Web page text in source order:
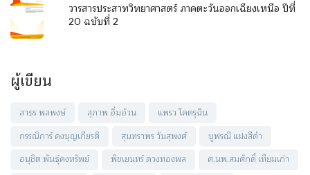
วารสารประสาทวิทยาศาสตร์ ภาคตะวันออกเฉียงเหนือ ปีที่
20 ฉบับที่ 2
ผู้เขียน
สาธร พลพงษ์ สุภาพ อิ่มอ้วน
แพรว โคตรุฉิน
กรรณิการ์ คงบุญเกียรติ
สุนทราพร วันสุพงศ์
บูฟรณี แฝงสีดำ
อนุชิต พันธุ์คงทรัพย์
พิชเยนทร์ ดวงทองพล
ศ.นพ.สมศักดิ์ เทียมเก่า